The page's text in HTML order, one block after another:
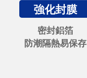
強化封膜
密封鋁箔
防潮隔熱易保存